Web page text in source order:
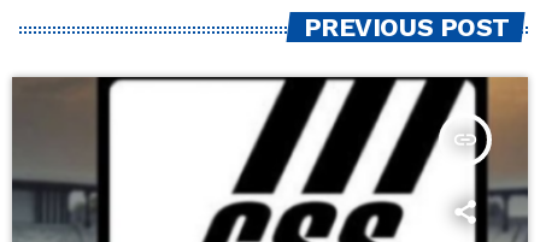
PREVIOUS POST
insert_link